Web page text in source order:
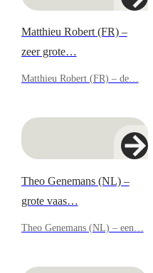
Matthieu Robert (FR) –
zeer grote…
Matthieu Robert (FR) – de…
Theo Genemans (NL) –
grote vaas…
Theo Genemans (NL) – een…